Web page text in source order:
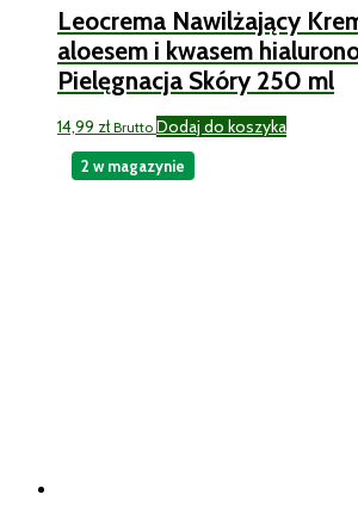
Leocrema Nawilżający
aloesem i kwasem
Pielęgnacja Skóry 250 ml
14,99 zł Brutto Dodaj do koszyka
2 w magazynie